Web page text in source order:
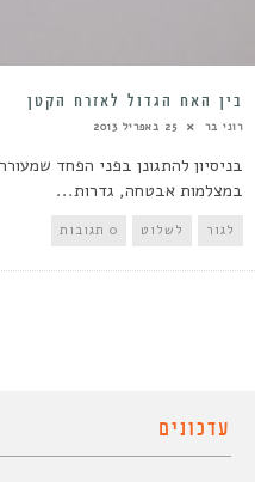
בין האח הגדול לאזרח הקטן
רוני בר 25 באפריל 2013
בניסיון להתגונן בפני הפחד
במצלמות אבטחה, גדרות...
לגור לשלוט 0 תגובות
עדכונים